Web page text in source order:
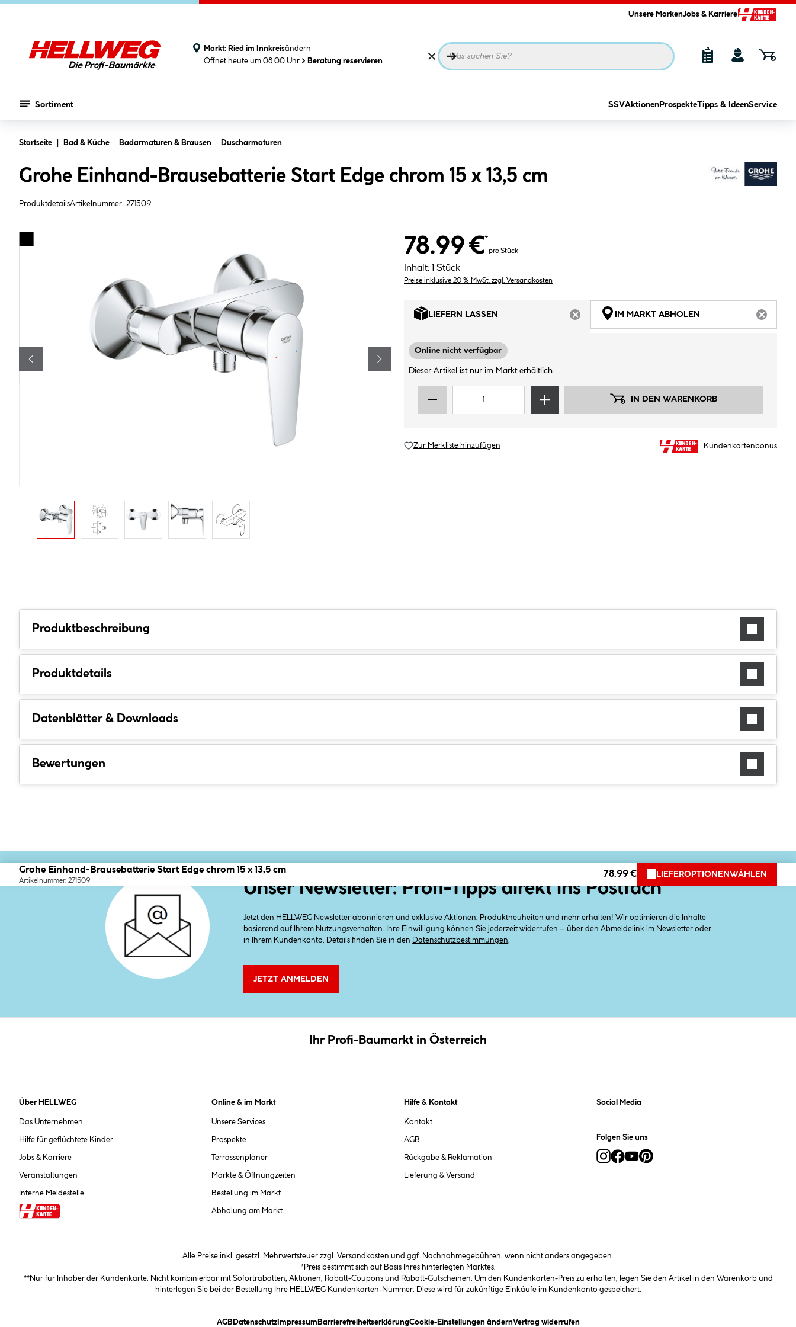
Unsere MarkenJobs & Karriere
Markt: Ried im Innkreisändern
Öffnet heute um 08:00 Uhr
Beratung reservieren
Sortiment SSVAktionen ProspekteTipps & IdeenService
Startseite Bad & Küche Badarmaturen & Brausen Duscharmaturen
Grohe Einhand-Brausebatterie Start Edge chrom 15 x 13,5 cm
ProduktdetailsArtikelnummer: 271509
78.99 €*
pro Stück
Inhalt: 1 Stück
Preise inklusive 20 % MwSt. zzgl. Versandkosten
LIEFERN LASSEN
ARTIKEL NICHT VERFÜGBAR
IM MARKT ABHOLEN
Online nicht verfügbar
Dieser Artikel ist nur im Markt erhältlich.
IN DEN WARENKORB
Zur Merkliste hinzufügen Kundenkartenbonus
Produktbeschreibung
Produktdetails
Datenblätter & Downloads
Bewertungen
Grohe Einhand-Brausebatterie Start Edge chrom 15 x 13,5 cm
Artikelnummer: 271509
78.99 € LIEFEROPTIONEN WÄHLEN
Unser Newsletter: Profi-Tipps direkt ins Postfach
Jetzt den HELLWEG Newsletter abonnieren und exklusive Aktionen, Produktneuheiten und mehr erhalten! Wir optimieren die Inhalte
basierend auf Ihrem Nutzungsverhalten. Ihre Einwilligung können Sie jederzeit widerrufen – über den Abmeldelink im Newsletter oder
in Ihrem Kundenkonto. Details finden Sie in den
Datenschutzbestimmungen
JETZT ANMELDEN
Ihr Profi-Baumarkt in Österreich
Über HELLWEG
Das Unternehmen
Hilfe für geflüchtete Kinder
Jobs & Karriere
Veranstaltungen
Interne Meldestelle
Online & im Markt
Unsere Services
Prospekte
Terrassenplaner
Märkte & Öffnungzeiten
Bestellung im Markt
Abholung am Markt
Hilfe & Kontakt
Kontakt
AGB
Rückgabe & Reklamation
Lieferung & Versand
Social Media
Folgen Sie uns
Alle Preise inkl. gesetzl. Mehrwertsteuer zzgl. Versandkosten und ggf. Nachnahmegebühren, wenn nicht anders angegeben.
*Preis bestimmt sich auf Basis Ihres hinterlegten Marktes.
**Nur für Inhaber der Kundenkarte. Nicht kombinierbar mit Sofortrabatten, Aktionen, Rabatt-Coupons und Rabatt-Gutscheinen. Um den Kundenkarten-Preis zu erhalten, legen Sie den Artikel in den Warenkorb und
hinterlegen Sie bei der Bestellung Ihre HELLWEG Kundenkarten-Nummer. Diese wird für zukünftige Einkäufe im Kundenkonto gespeichert.
AGB(öffnet ein Dialogfeld)
Datenschutz(öffnet ein Dialogfeld)
Impressum(öffnet ein Dialogfeld)
Barrierefreiheitserklärung(öffnet ein Dialogfeld)
Cookie-Einstellungen ändern(öffnet ein Dialogfeld)
Vertrag widerrufen